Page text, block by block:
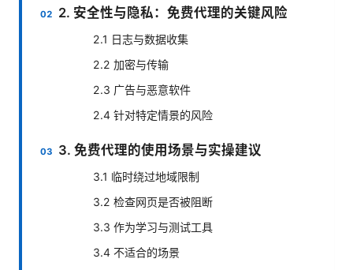
2. 安全性与隐私：免费代理的关键风险
2.1 日志与数据收集
2.2 加密与传输
2.3 广告与恶意软件
2.4 针对特定情景的风险
3. 免费代理的使用场景与实操建议
3.1 临时绕过地域限制
3.2 检查网页是否被阻断
3.3 作为学习与测试工具
3.4 不适合的场景